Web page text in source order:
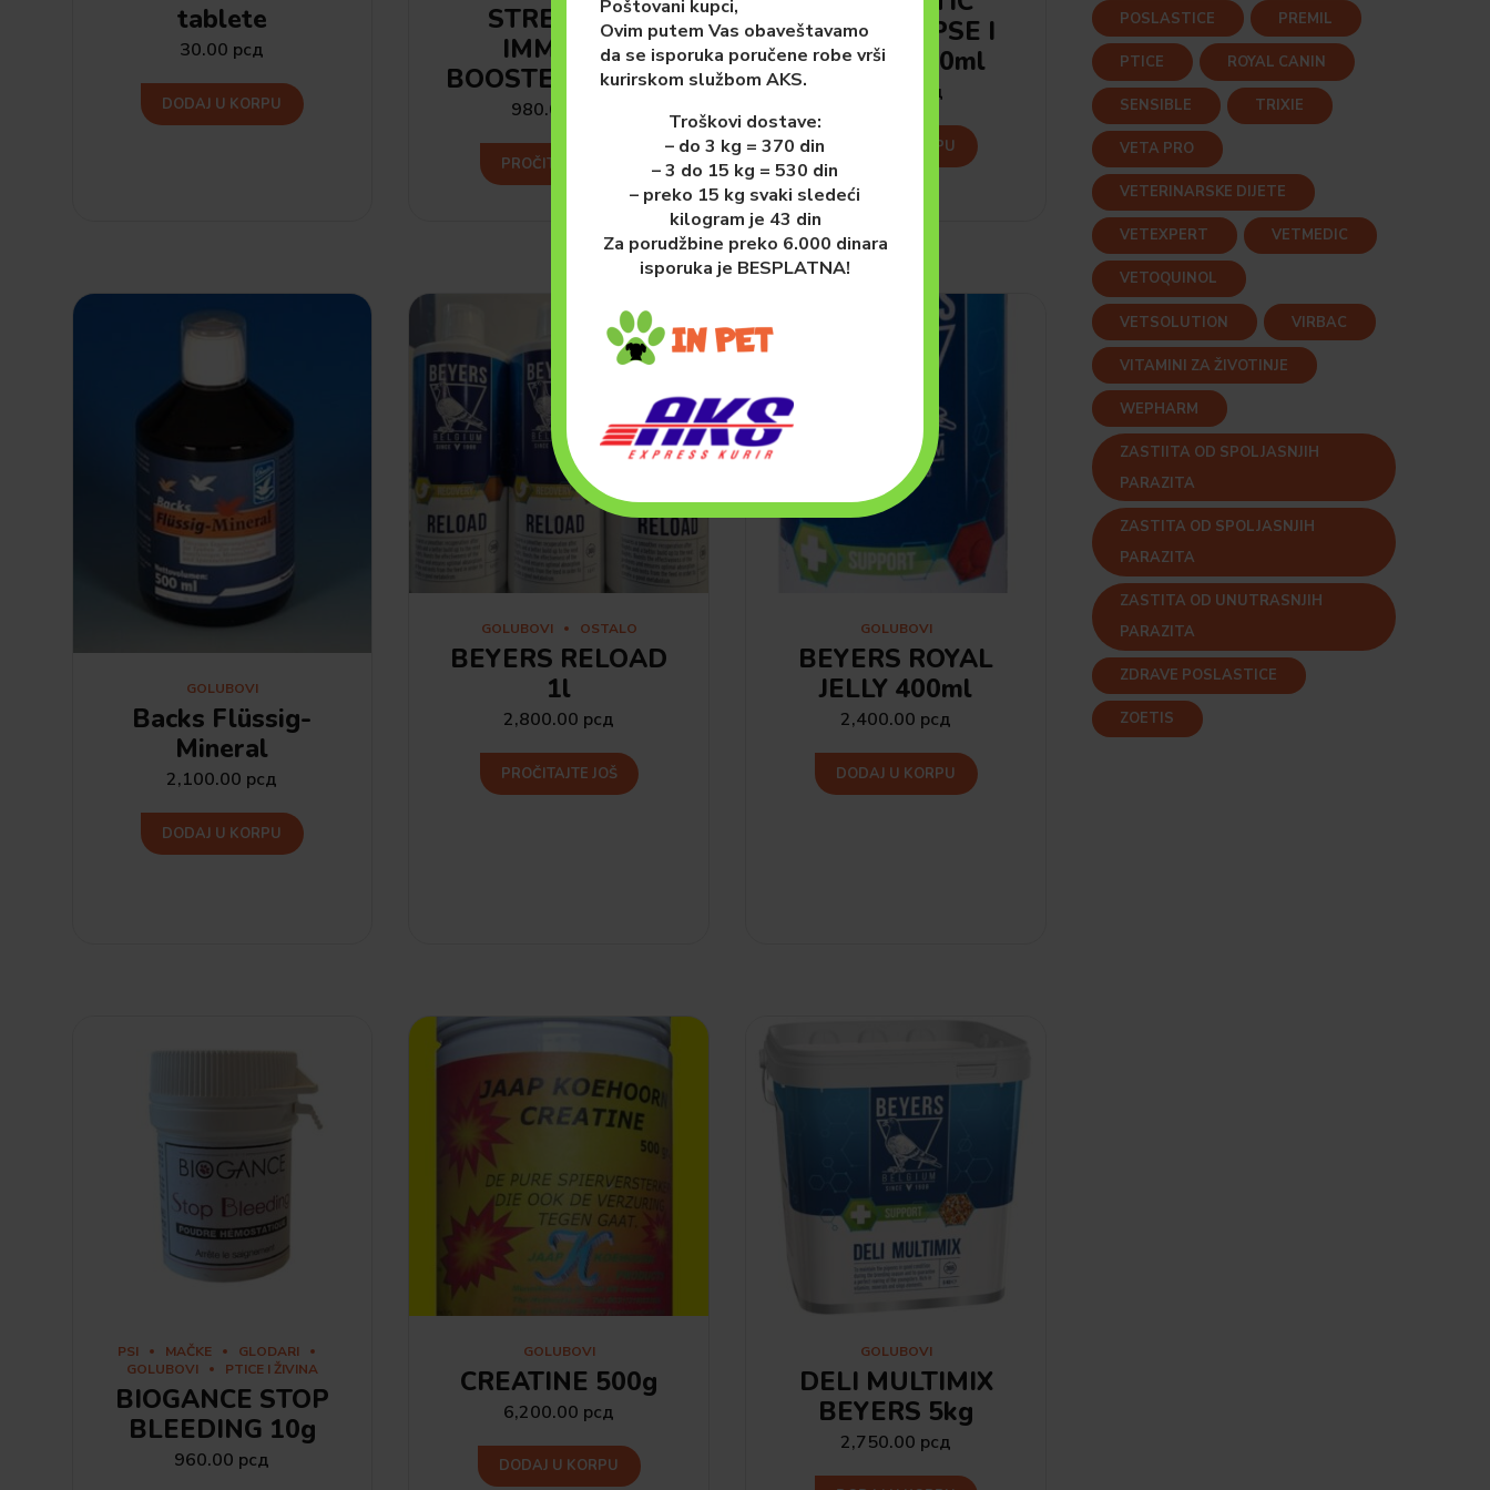
tablete
30.00 рсд
DODAJ U KORPU
STRENGTH
IMMUNO
BOOSTER+ 100ml
980.00
PROČITAJTE JOŠ
SPRAY ZA PSE I
MAČKE 100ml
рсд
DODAJ U KORPU
GOLUBOVI
Backs Flüssig-
Mineral
2,100.00 рсд
DODAJ U KORPU
GOLUBOVI OSTALO
BEYERS RELOAD
1l
2,800.00 рсд
PROČITAJTE JOŠ
GOLUBOVI
BEYERS ROYAL
JELLY 400ml
2,400.00 рсд
DODAJ U KORPU
PSI MAČKE
GLODARI
GOLUBOVI
PTICE I ŽIVINA
BIOGANCE STOP
BLEEDING 10g
960.00 рсд
GOLUBOVI
CREATINE 500g
6,200.00 рсд
DODAJ U KORPU
GOLUBOVI
DELI MULTIMIX
BEYERS 5kg
2,750.00 рсд
POSLASTICE PREMIL
PTICE ROYAL CANIN
SENSIBLE TRIXIE
VETA PRO
VETERINARSKE DIJETE
VETEXPERT VETMEDIC
VETOQUINOL
VETSOLUTION VIRBAC
VITAMINI ZA ŽIVOTINJE
WEPHARM
ZASTIITA OD SPOLJASNJIH
PARAZITA
ZASTITA OD SPOLJASNJIH
PARAZITA
ZASTITA OD UNUTRASNJIH
PARAZITA
ZDRAVE POSLASTICE
ZOETIS
Poštovani kupci,
Ovim putem Vas obaveštavamo
da se isporuka poručene robe vrši
kurirskom službom AKS.
Troškovi dostave:
– do 3 kg = 370 din
– 3 do 15 kg = 530 din
– preko 15 kg svaki sledeći
kilogram je 43 din
Za porudžbine preko 6.000 dinara
isporuka je BESPLATNA!